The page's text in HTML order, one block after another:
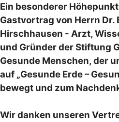
Ein besonderer
Gastvortrag von Herrn Dr.
Hirschhausen - Arzt,
und Gründer der Stiftung
Gesunde Menschen, der
auf „Gesunde Erde –
bewegt und zum
Wir danken unseren